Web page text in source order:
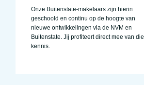
Onze Buitenstate-makelaars zijn hierin
geschoold en continu op de hoogte van
nieuwe ontwikkelingen via de NVM en
Buitenstate. Jij profiteert direct mee van die
kennis.